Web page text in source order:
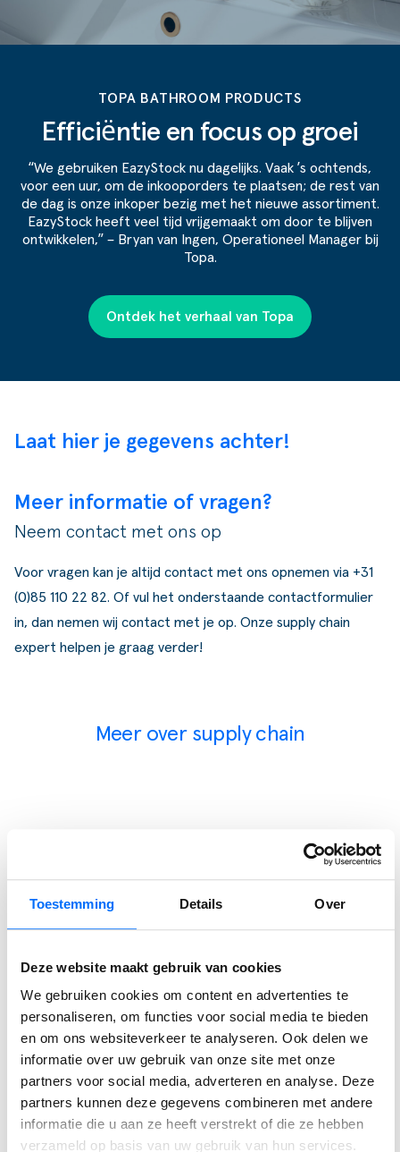
Toestemming Details Over
Deze website maakt gebruik van cookies
We gebruiken cookies om content en advertenties te
personaliseren, om functies voor social media te bieden
en om ons websiteverkeer te analyseren. Ook delen we
informatie over uw gebruik van onze site met onze
partners voor social media, adverteren en analyse. Deze
partners kunnen deze gegevens combineren met andere
informatie die u aan ze heeft verstrekt of die ze hebben
verzameld op basis van uw gebruik van hun services.
TOPA BATHROOM PRODUCTS
Efficiëntie en focus op groei
“We gebruiken EazyStock nu dagelijks. Vaak ’s ochtends,
voor een uur, om de inkooporders te plaatsen; de rest van
de dag is onze inkoper bezig met het nieuwe assortiment.
EazyStock heeft veel tijd vrijgemaakt om door te blijven
ontwikkelen,” – Bryan van Ingen, Operationeel Manager bij
Topa.
Ontdek het verhaal van Topa
Meer informatie of vragen?
Neem contact met ons op
Voor vragen kan je altijd contact met ons opnemen via +31
(0)85 110 22 82. Of vul het onderstaande contactformulier
in, dan nemen wij contact met je op. Onze supply chain
expert helpen je graag verder!
Laat hier je gegevens achter!
Meer over supply chain
SucceedIT Academy: hoe blijft kennis scherp
Wij spraken met Jim van De Bosrand, over de uitdagingen,
LEES VERDER